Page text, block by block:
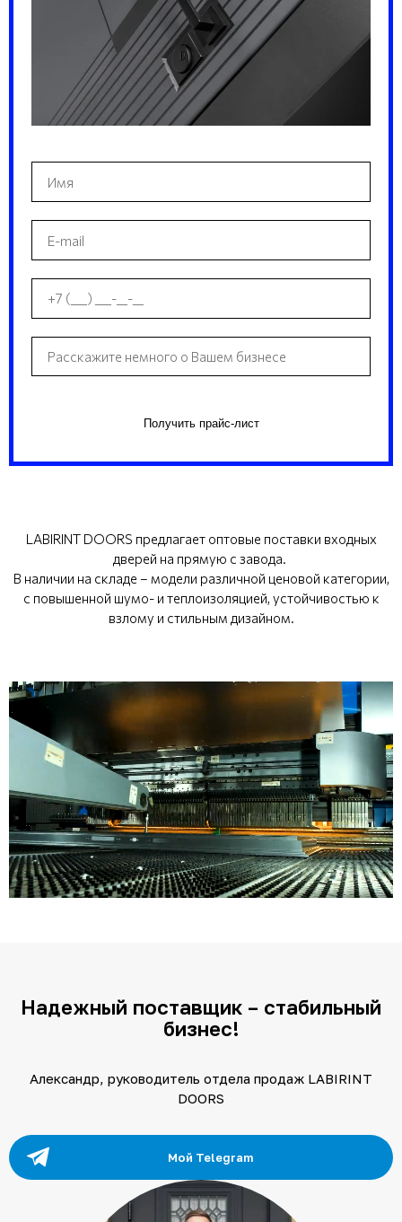
Получить прайс-лист
LABIRINT DOORS предлагает оптовые поставки входных
дверей на прямую с завода.
В наличии на складе – модели различной ценовой категории,
с повышенной шумо- и теплоизоляцией, устойчивостью к
взлому и стильным дизайном.
Надежный поставщик – стабильный
бизнес!
Александр, руководитель отдела продаж LABIRINT
DOORS
Мой Telegram